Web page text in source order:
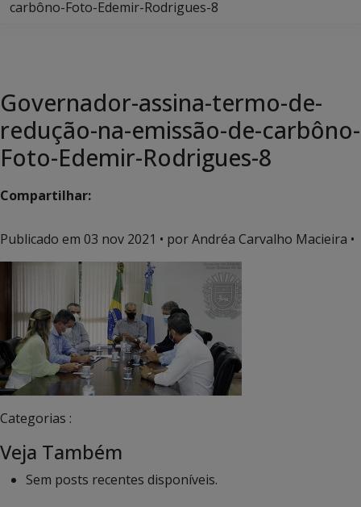
carbôno-Foto-Edemir-Rodrigues-8
Governador-assina-termo-de-
redução-na-emissão-de-carbôno-
Foto-Edemir-Rodrigues-8
Compartilhar:
Publicado em 03 nov 2021 • por Andréa Carvalho Macieira •
Categorias :
Veja Também
Sem posts recentes disponíveis.